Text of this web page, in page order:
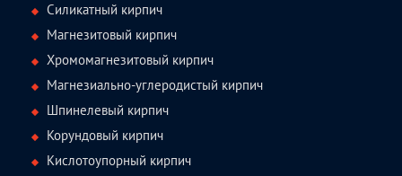
Силикатный кирпич
Магнезитовый кирпич
Хромомагнезитовый кирпич
Магнезиально-углеродистый кирпич
Шпинелевый кирпич
Корундовый кирпич
Кислотоупорный кирпич